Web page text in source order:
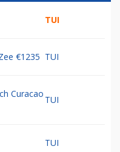
TUI
€1235 TUI
Curacao
TUI
TUI